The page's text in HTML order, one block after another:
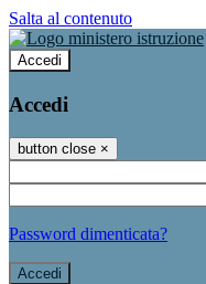
Salta al contenuto
Accedi
Accedi
button close ×
Password dimenticata?